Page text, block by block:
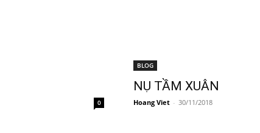
0
BLOG
NỤ TẦM XUÂN
Hoang Viet - 30/11/2018